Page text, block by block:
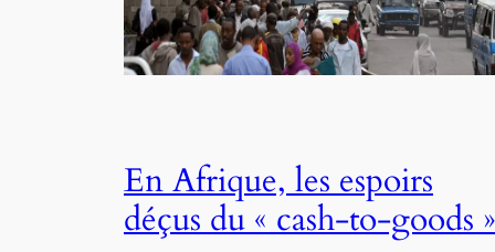
En Afrique, les espoirs
déçus du « cash-to-goods »